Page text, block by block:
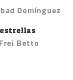
Domínguez
Frei Betto